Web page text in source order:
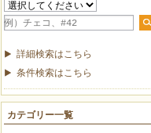
TOP まとめて探す
詳細検索はこちら
条件検索はこちら
カテゴリー一覧